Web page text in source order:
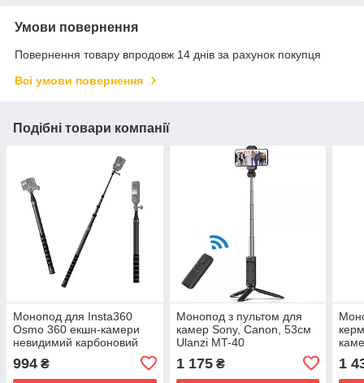
Умови повернення
Повернення товару впродовж 14 днів за рахунок покупця
Всі умови повернення
Подібні товари компанії
Монопод для Insta360
Osmo 360 екшн-камери
невидимий карбоновий
994 ₴
Монопод з пультом для
камер Sony, Canon, 53см
Ulanzi MT-40
1 175₴ 1